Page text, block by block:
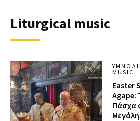
Liturgical music
MUSIC
Easter
Agape:
Πάσχα